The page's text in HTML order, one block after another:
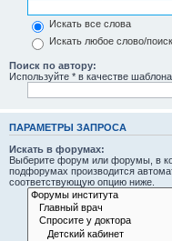
Искать все слова
Искать любое слово/
Поиск по автору:
Используйте * в качестве шаблона.
ПАРАМЕТРЫ ЗАПРОСА
Искать в форумах:
Выберите форум или форумы, в
подфорумах производится
соответствующую опцию ниже.